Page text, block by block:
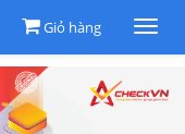
Giỏ hàng